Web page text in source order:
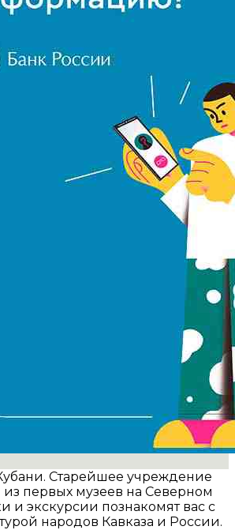
Старейшее учреждение
первых музеев на Северном
и экскурсии познакомят вас с
народов Кавказа и России.